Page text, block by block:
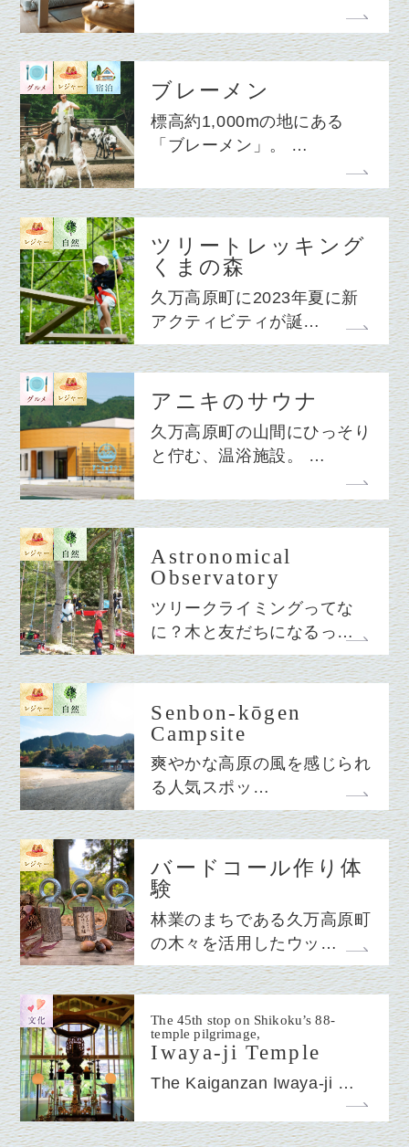
ブレーメン
標高約1,000mの地にある
「ブレーメン」。 …
ツリートレッキング
くまの森
久万高原町に2023年夏に新
アクティビティが誕…
アニキのサウナ
久万高原町の山間にひっそり
と佇む、温浴施設。 …
Astronomical
Observatory
ツリークライミングってな
に？木と友だちになるっ…
Senbon-kōgen
Campsite
爽やかな高原の風を感じられ
る人気スポッ…
バードコール作り体
験
林業のまちである久万高原町
の木々を活用したウッ…
The 45th stop on Shikoku’s 88-
temple pilgrimage,
Iwaya-ji Temple
The Kaiganzan Iwaya-ji …